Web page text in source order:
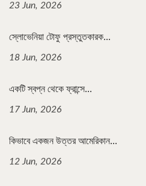
23 Jun, 2026
স্লোভেনিয়া টোফু প্রস্তুতকারক...
18 Jun, 2026
একটি স্বপ্ন থেকে ফ্রান্সে...
17 Jun, 2026
কিভাবে একজন উত্তর আমেরিকান...
12 Jun, 2026